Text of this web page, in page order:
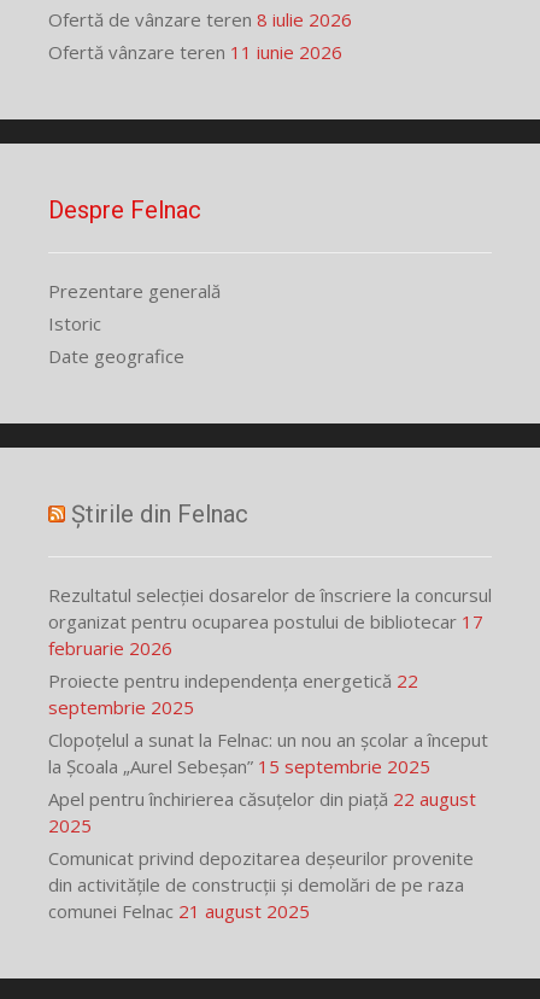
Ofertă de vânzare teren 8 iulie 2026
Ofertă vânzare teren 11 iunie 2026
Despre Felnac
Prezentare generală
Istoric
Date geografice
Știrile din Felnac
Rezultatul selecției dosarelor de înscriere la concursul
organizat pentru ocuparea postului de bibliotecar 17
februarie 2026
Proiecte pentru independența energetică 22
septembrie 2025
Clopoțelul a sunat la Felnac: un nou an școlar a început
la Școala „Aurel Sebeșan” 15 septembrie 2025
Apel pentru închirierea căsuțelor din piață 22 august
2025
Comunicat privind depozitarea deșeurilor provenite
din activitățile de construcții și demolări de pe raza
comunei Felnac 21 august 2025